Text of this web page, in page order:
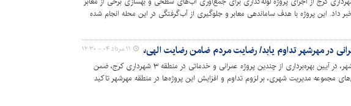
داد. این پروژه با هدف ساماندهی معابر و جلوگیری از آب‌گرفتگی در این محله انجام شده
در مهرشهر تداوم یابد/ رضایت مردم ضامن رضایت الهی‌ست
امام جمعه مهرشهر، در آیین بهره‌برداری از چندین پروژه عمرانی و خدماتی در منطقه ۳ شهرداری کرج، ضمن
مجموعه مدیریت شهری، بر لزوم تداوم و افزایش این پروژه‌ها در منطقه مهرشهر تاکید
۱۱ مرداد ۰۴ - ۱۲:۳۰